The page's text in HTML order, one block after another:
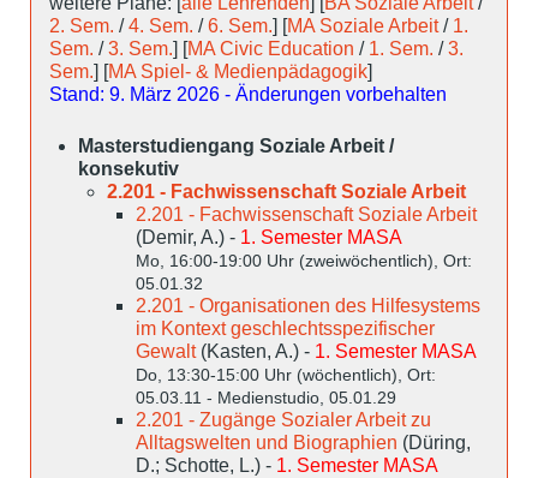
2. Sem. /4. Sem. /6. Sem.] [MA Soziale Arbeit/ 1.
Sem. /3. Sem.] [MA Civic Education / 1. Sem. /3.
Sem.] [MA Spiel- & Medienpädagogik]
Stand: 9. März 2026 - Änderungen vorbehalten
Masterstudiengang Soziale Arbeit /
konsekutiv
2.201 - Fachwissenschaft Soziale Arbeit
2.201 - Fachwissenschaft Soziale Arbeit
(Demir, A.) - 1. Semester MASA
Mo, 16:00-19:00 Uhr (zweiwöchentlich), Ort:
05.01.32
2.201 - Organisationen des Hilfesystems
im Kontext geschlechtsspezifischer
Gewalt(Kasten, A.) - 1. Semester MASA
Do, 13:30-15:00 Uhr (wöchentlich), Ort:
05.03.11 - Medienstudio, 05.01.29
2.201 - Zugänge Sozialer Arbeit zu
Alltagswelten und Biographien (Düring,
D.; Schotte, L.) - 1. Semester MASA